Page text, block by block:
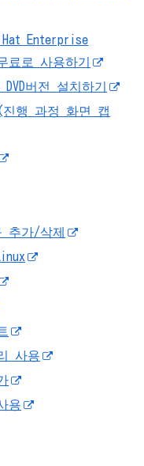
Hat Enterprise
료로 사용하기
버전 설치하기
진행 과정 화면 캡
추가/삭제
사용
용